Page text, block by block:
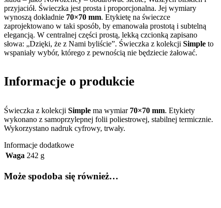
przyjaciół. Świeczka jest prosta i proporcjonalna. Jej wymiary
wynoszą dokładnie 70×70 mm. Etykietę na świeczce
zaprojektowano w taki sposób, by emanowała prostotą i subtelną
elegancją. W centralnej części prostą, lekką czcionką zapisano
słowa: „Dzięki, że z Nami byliście”. Świeczka z kolekcji Simple to
wspaniały wybór, którego z pewnością nie będziecie żałować.
Informacje o produkcie
Świeczka z kolekcji Simple ma wymiar 70×70 mm. Etykiety
wykonano z samoprzylepnej folii poliestrowej, stabilnej termicznie.
Wykorzystano nadruk cyfrowy, trwały.
Informacje dodatkowe
Waga 242 g
Może spodoba się również…